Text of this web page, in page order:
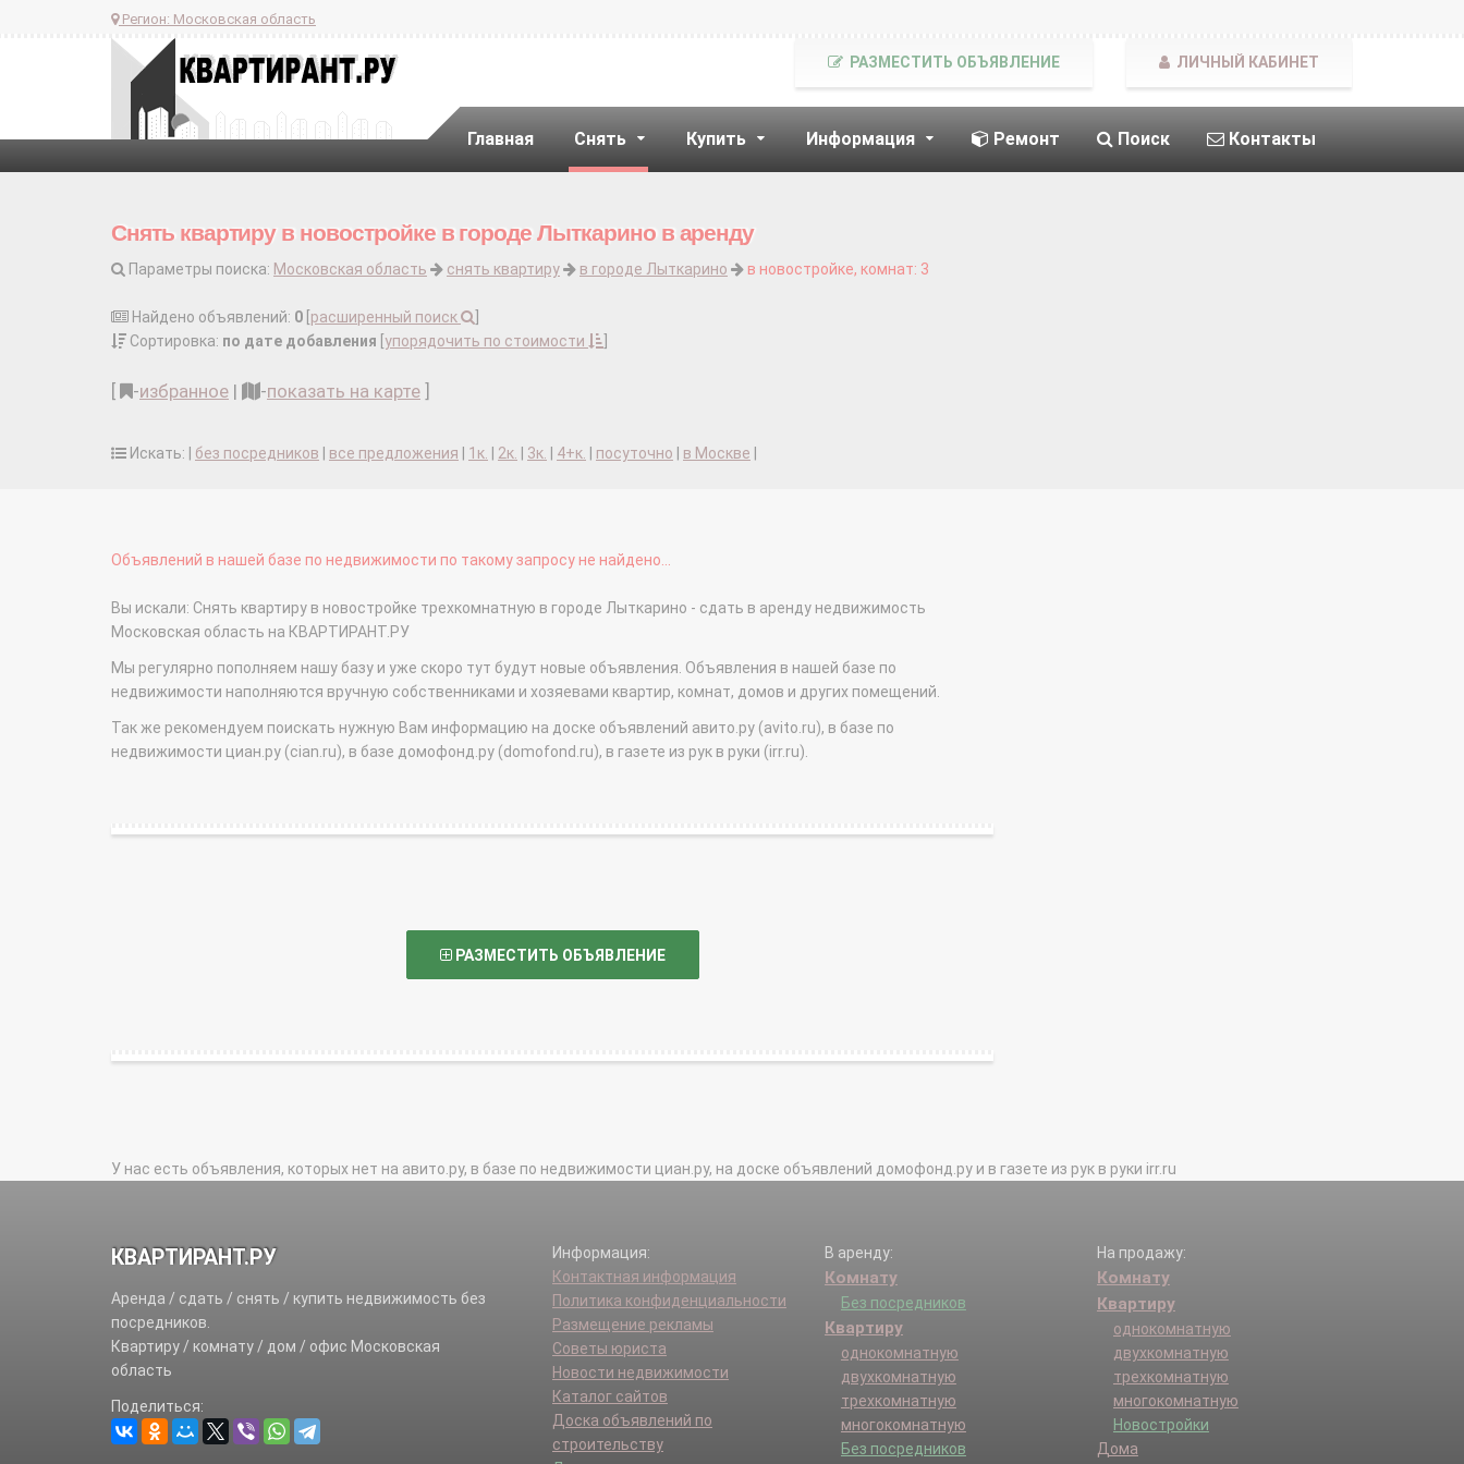
Регион: Московская область
Главная Снять Купить Информация Ремонт Поиск Контакты
РАЗМЕСТИТЬ ОБЪЯВЛЕНИЕ ЛИЧНЫЙ КАБИНЕТ
Снять квартиру в новостройке в городе Лыткарино в аренду
Параметры поиска: Московская область снять квартиру в городе Лыткарино в новостройке, комнат: 3
Найдено объявлений: 0 расширенный поиск
Сортировка: по дате добавления упорядочить по стоимости
-избранное | -показать на карте
Искать: | без посредников все предложения 1к. 2к. 3к. 4+к. посуточно в Москве
Объявлений в нашей базе по недвижимости по такому запросу не найдено...
Вы искали: Снять квартиру в новостройке трехкомнатную в городе Лыткарино - сдать в аренду недвижимость
Московская область на КВАРТИРАНТ.РУ
Мы регулярно пополняем нашу базу и уже скоро тут будут новые объявления. Объявления в нашей базе по
недвижимости наполняются вручную собственниками и хозяевами квартир, комнат, домов и других помещений.
Так же рекомендуем поискать нужную Вам информацию на доске объявлений авито.ру (avito.ru), в базе по
недвижимости циан.ру (cian.ru), в базе домофонд.ру (domofond.ru), в газете из рук в руки (irr.ru).
РАЗМЕСТИТЬ ОБЪЯВЛЕНИЕ
У нас есть объявления, которых нет на авито.ру, в базе по недвижимости циан.ру, на доске объявлений домофонд.ру и в газете из рук в руки irr.ru
КВАРТИРАНТ.РУ
Аренда / сдать / снять / купить недвижимость без
посредников.
Квартиру / комнату / дом / офис Московская
область
Поделиться:
Информация:
Контактная информация
Политика конфиденциальности
Размещение рекламы
Советы юриста
Новости недвижимости
Каталог сайтов
Доска объявлений по
строительству
В аренду:
Комнату
Без посредников
Квартиру
однокомнатную
двухкомнатную
трехкомнатную
многокомнатную
Без посредников
На продажу:
Комнату
Квартиру
однокомнатную
двухкомнатную
трехкомнатную
многокомнатную
Новостройки
Дома